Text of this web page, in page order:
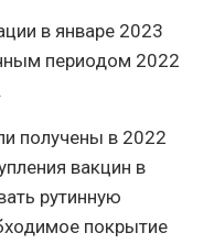
в январе 2023
периодом 2022
получены в 2022
вакцин в
рутинную
покрытие